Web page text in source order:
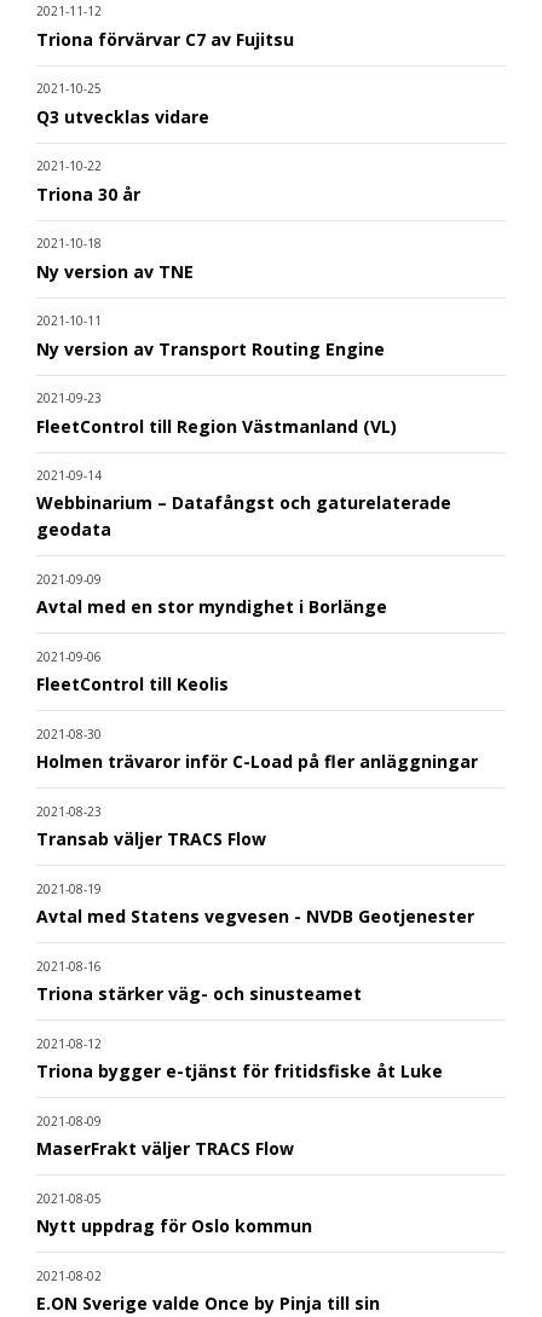
2021-11-12
Triona förvärvar C7 av Fujitsu
2021-10-25
Q3 utvecklas vidare
2021-10-22
Triona 30 år
2021-10-18
Ny version av TNE
2021-10-11
Ny version av Transport Routing Engine
2021-09-23
FleetControl till Region Västmanland (VL)
2021-09-14
Webbinarium – Datafångst och gaturelaterade
geodata
2021-09-09
Avtal med en stor myndighet i Borlänge
2021-09-06
FleetControl till Keolis
2021-08-30
Holmen trävaror inför C-Load på fler anläggningar
2021-08-23
Transab väljer TRACS Flow
2021-08-19
Avtal med Statens vegvesen - NVDB Geotjenester
2021-08-16
Triona stärker väg- och sinusteamet
2021-08-12
Triona bygger e-tjänst för fritidsfiske åt Luke
2021-08-09
MaserFrakt väljer TRACS Flow
2021-08-05
Nytt uppdrag för Oslo kommun
2021-08-02
E.ON Sverige valde Once by Pinja till sin